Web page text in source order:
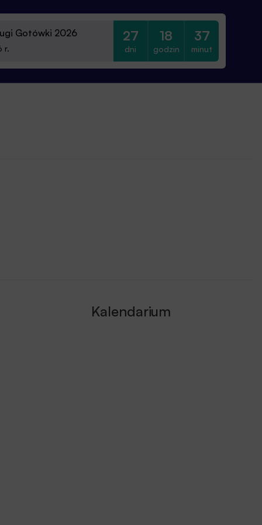
Gotówki 2026
r.
27
dni
18
godzin
37
minut
Kalendarium